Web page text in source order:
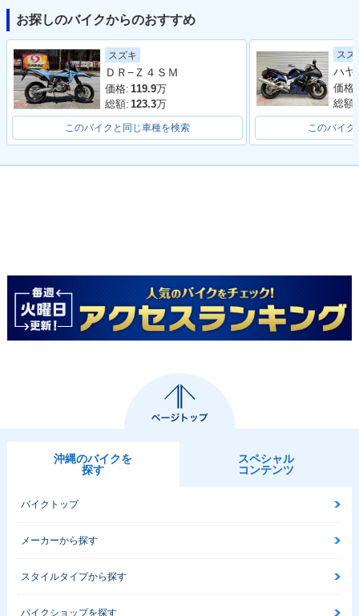
お探しのバイクからのおすすめ
スズキ
ＤＲ−Ｚ４ＳＭ
価格: 119.9万
総額: 123.3万
このバイクと同じ車種を検索
スズ
価格:
総額:
このバイク
沖縄のバイクを
探す
スペシャル
コンテンツ
バイクトップ
メーカーから探す
スタイルタイプから探す
バイクショップを探す